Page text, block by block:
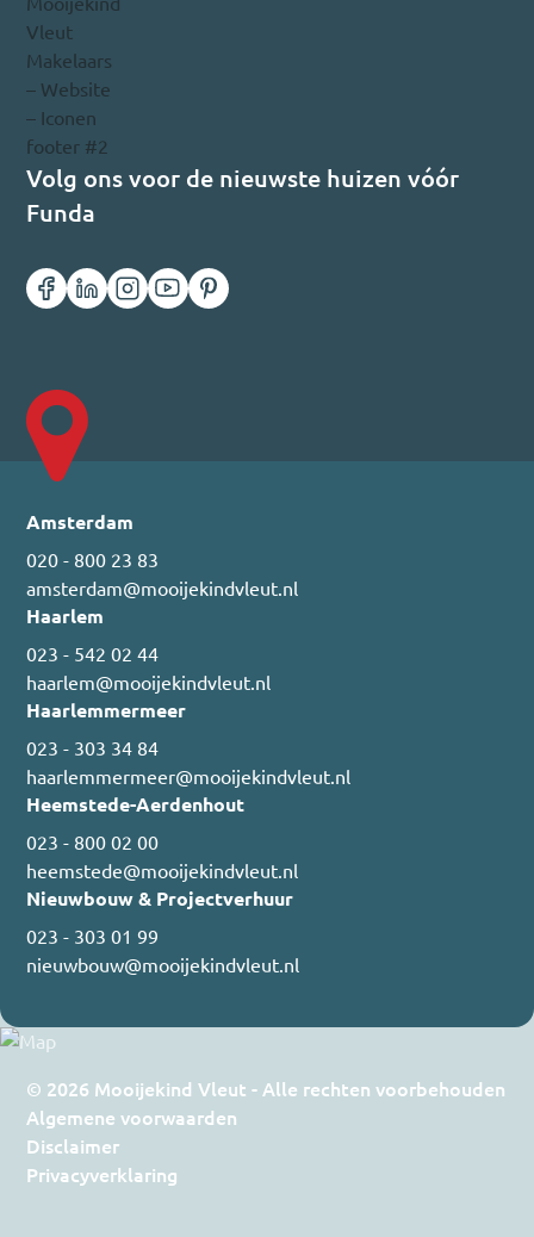
Volg ons voor de nieuwste huizen vóór
Funda
Amsterdam
020 - 800 23 83
amsterdam@mooijekindvleut.nl
Haarlem
023 - 542 02 44
haarlem@mooijekindvleut.nl
Haarlemmermeer
023 - 303 34 84
haarlemmermeer@mooijekindvleut.nl
Heemstede-Aerdenhout
023 - 800 02 00
heemstede@mooijekindvleut.nl
Nieuwbouw & Projectverhuur
023 - 303 01 99
nieuwbouw@mooijekindvleut.nl
© 2026 Mooijekind Vleut - Alle rechten voorbehouden
Algemene voorwaarden
Disclaimer
Privacyverklaring